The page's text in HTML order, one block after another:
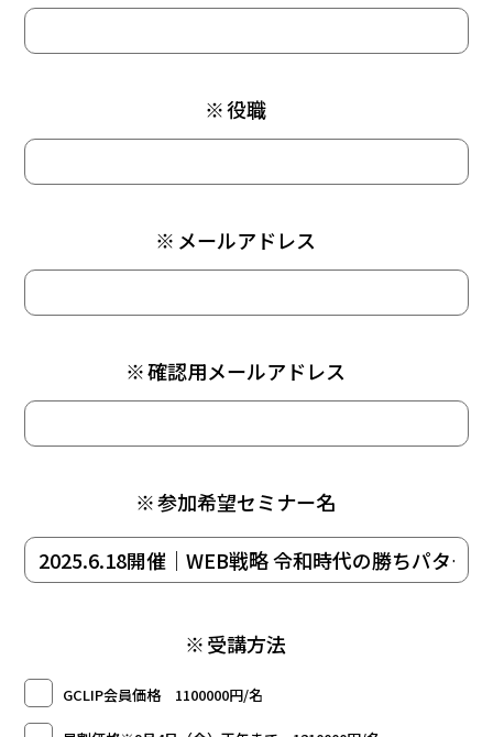
役職
※
メールアドレス
※
確認用メールアドレス
※
参加希望セミナー名
※
受講方法
※
GCLIP会員価格 1100000円/名